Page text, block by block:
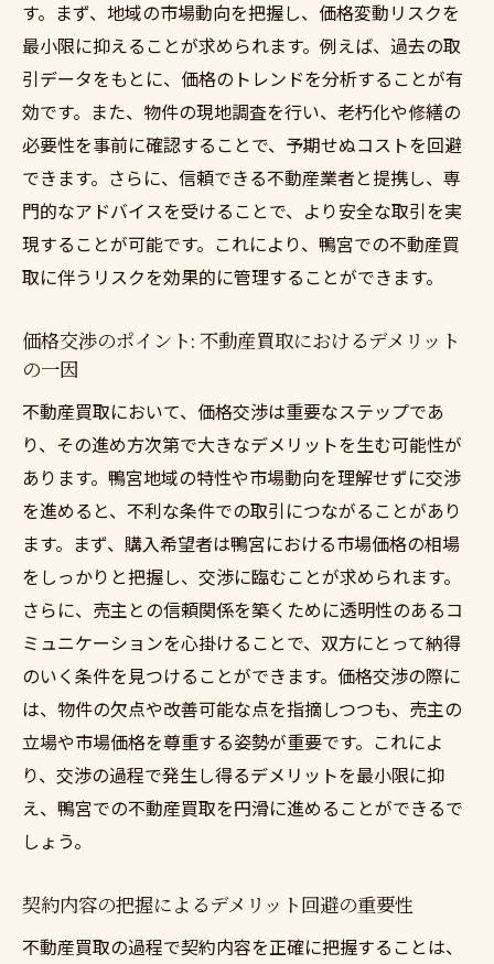
リットを最小限に抑える方法
不動産専門家のアドバイスが不可欠な理由
プロから学ぶ賢いデメリット回避の手法
弁護士や不動産業者との連携でリスクを軽
減
不動産買取における適切なプロの選び方
経験豊富なプロが提供する市場インサイト
の活用
要性
地域特有の不動産市場を理解し鴨宮で賢く不動
産を売却するためのポイント
鴨宮の地域特性を考慮した不動産買取戦略
市場分析が示す鴨宮の不動産価値の決定要
因
地域の特性と需要を理解して買取を成功さ
せる
鴨宮の不動産ニーズを見極めた売却戦略
地域特有の商慣習を踏まえた不動産取引
鴨宮の地域コミュニティ情報を売却に活か
す
鴨宮での不動産買取をスムーズに進めるための
実践的なガイドライン
取引を円滑に進めるためのコミュニケーシ
ョン戦術
す。まず、地域の市場動向を把握し、価格変動リスクを
最小限に抑えることが求められます。例えば、過去の取
引データをもとに、価格のトレンドを分析することが有
効です。また、物件の現地調査を行い、老朽化や修繕の
必要性を事前に確認することで、予期せぬコストを回避
できます。さらに、信頼できる不動産業者と提携し、専
門的なアドバイスを受けることで、より安全な取引を実
現することが可能です。これにより、鴨宮での不動産買
取に伴うリスクを効果的に管理することができます。
価格交渉のポイント: 不動産買取におけるデメリット
の一因
不動産買取において、価格交渉は重要なステップであ
り、その進め方次第で大きなデメリットを生む可能性が
あります。鴨宮地域の特性や市場動向を理解せずに交渉
を進めると、不利な条件での取引につながることがあり
ます。まず、購入希望者は鴨宮における市場価格の相場
をしっかりと把握し、交渉に臨むことが求められます。
さらに、売主との信頼関係を築くために透明性のあるコ
ミュニケーションを心掛けることで、双方にとって納得
のいく条件を見つけることができます。価格交渉の際に
は、物件の欠点や改善可能な点を指摘しつつも、売主の
立場や市場価格を尊重する姿勢が重要です。これによ
り、交渉の過程で発生し得るデメリットを最小限に抑
え、鴨宮での不動産買取を円滑に進めることができるで
しょう。
契約内容の把握によるデメリット回避の重要性
不動産買取の過程で契約内容を正確に把握することは、